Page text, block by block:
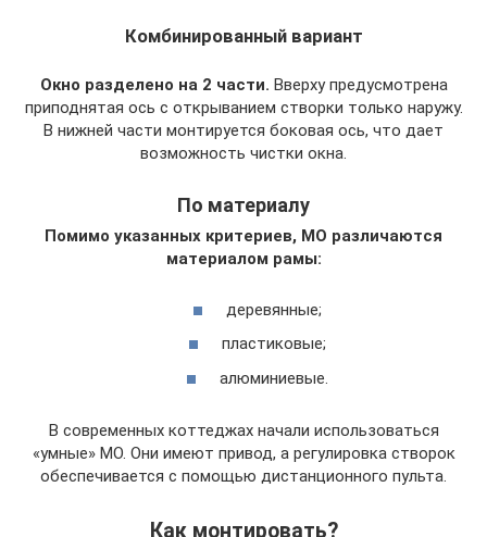
Комбинированный вариант
Окно разделено на 2 части. Вверху предусмотрена
приподнятая ось с открыванием створки только наружу.
В нижней части монтируется боковая ось, что дает
возможность чистки окна.
По материалу
Помимо указанных критериев, МО различаются
материалом рамы:
деревянные;
пластиковые;
алюминиевые.
В современных коттеджах начали использоваться
«умные» МО. Они имеют привод, а регулировка створок
обеспечивается с помощью дистанционного пульта.
Как монтировать?